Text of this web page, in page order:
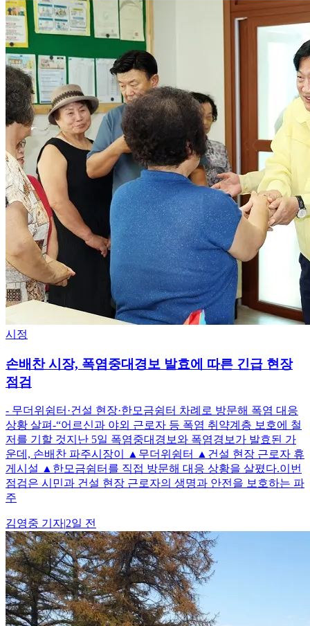
시정
손배찬 시장, 폭염중대경보 발효에 따른 긴급 현장
점검
- 무더위쉼터·건설 현장·한모금쉼터 차례로 방문해 폭염 대응
상황 살펴-“어르신과 야외 근로자 등 폭염 취약계층 보호에 철
저를 기할 것지난 5일 폭염중대경보와 폭염경보가 발효된 가
운데, 손배찬 파주시장이 ▲무더위쉼터 ▲건설 현장 근로자 휴
게시설 ▲한모금쉼터를 직접 방문해 대응 상황을 살폈다.이번
점검은 시민과 건설 현장 근로자의 생명과 안전을 보호하는 파
주
김영중 기자|2일 전